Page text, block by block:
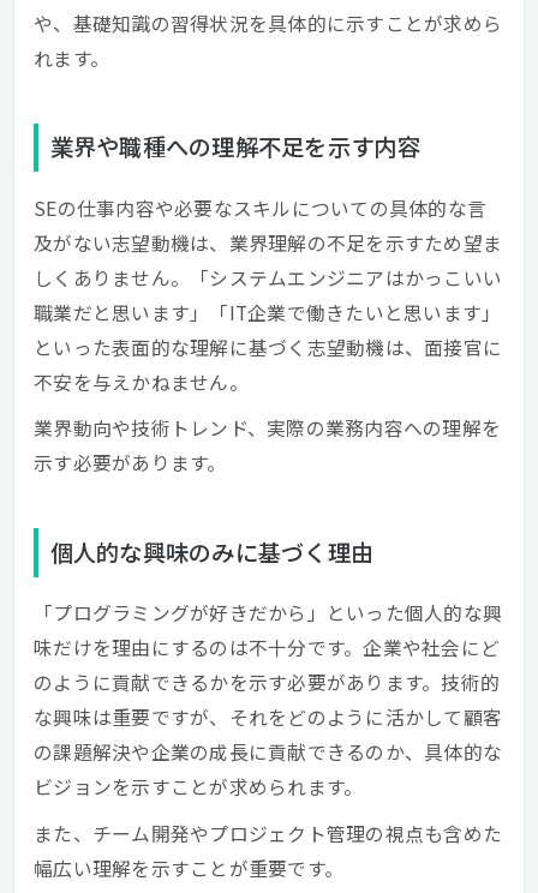
や、基礎知識の習得状況を具体的に示すことが求めら
れます。
業界や職種への理解不足を示す内容
SEの仕事内容や必要なスキルについての具体的な言
及がない志望動機は、業界理解の不足を示すため望ま
しくありません。「システムエンジニアはかっこいい
職業だと思います」「IT企業で働きたいと思います」
といった表面的な理解に基づく志望動機は、面接官に
不安を与えかねません。
業界動向や技術トレンド、実際の業務内容への理解を
示す必要があります。
個人的な興味のみに基づく理由
「プログラミングが好きだから」といった個人的な興
味だけを理由にするのは不十分です。企業や社会にど
のように貢献できるかを示す必要があります。技術的
な興味は重要ですが、それをどのように活かして顧客
の課題解決や企業の成長に貢献できるのか、具体的な
ビジョンを示すことが求められます。
また、チーム開発やプロジェクト管理の視点も含めた
幅広い理解を示すことが重要です。